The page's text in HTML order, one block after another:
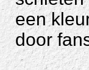
een
door